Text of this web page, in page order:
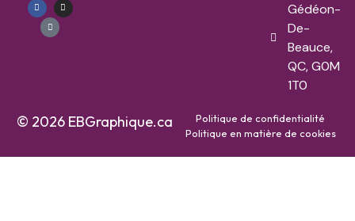
Gédéon-
De-
Beauce,
QC, G0M
1T0
© 2026 EBGraphique.ca
Politique de confidentialité
Politique en matière de cookies